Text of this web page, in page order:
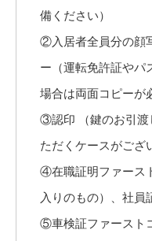
備ください）
②入居者全員分の顔
ー（運転免許証や
場合は両面コピーが
③認印 （鍵のお引渡
ただくケースがござ
④在職証明ファース
入りのもの）、社員
⑤車検証ファースト